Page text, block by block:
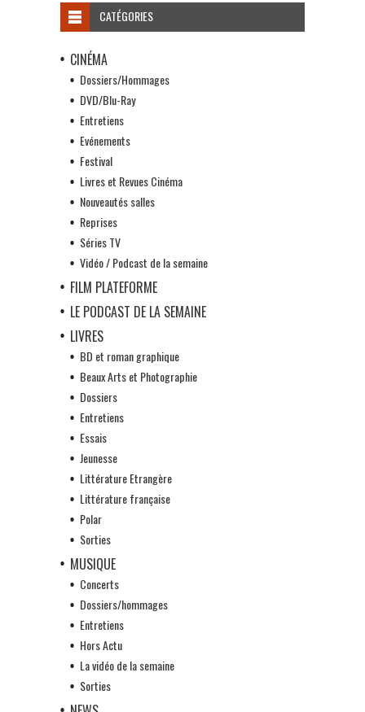
CATÉGORIES
CINÉMA
Dossiers/Hommages
DVD/Blu-Ray
Entretiens
Evénements
Festival
Livres et Revues Cinéma
Nouveautés salles
Reprises
Séries TV
Vidéo / Podcast de la semaine
FILM PLATEFORME
LE PODCAST DE LA SEMAINE
LIVRES
BD et roman graphique
Beaux Arts et Photographie
Dossiers
Entretiens
Essais
Jeunesse
Littérature Etrangère
Littérature française
Polar
Sorties
MUSIQUE
Concerts
Dossiers/hommages
Entretiens
Hors Actu
La vidéo de la semaine
Sorties